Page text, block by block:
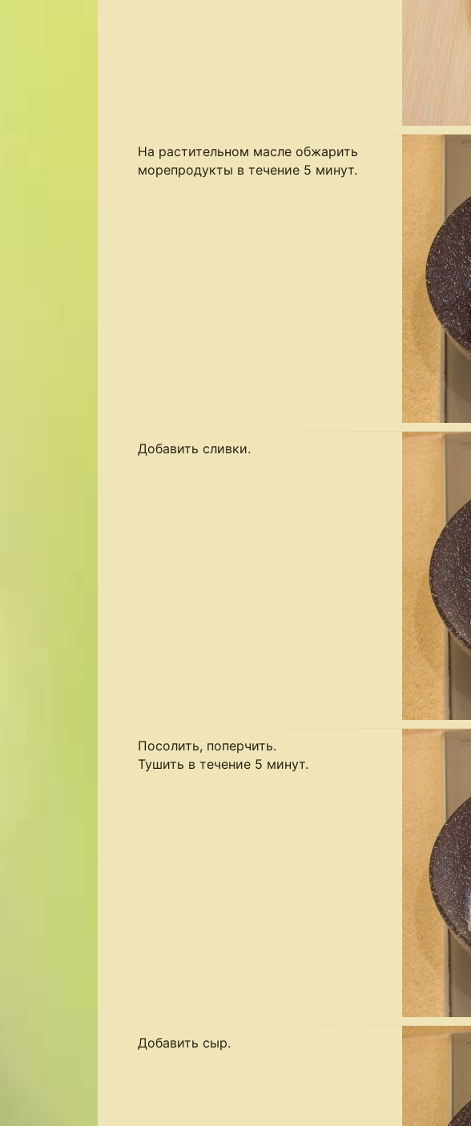
На растительном масле обжарить
морепродукты в течение 5 минут.
Добавить сливки.
Посолить, поперчить.
Тушить в течение 5 минут.
Добавить сыр.